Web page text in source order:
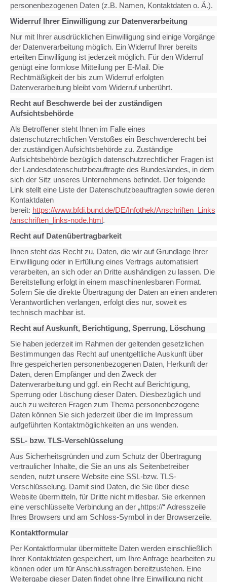
personenbezogenen Daten (z.B. Namen, Kontaktdaten o. Ä.).
Widerruf Ihrer Einwilligung zur Datenverarbeitung
Nur mit Ihrer ausdrücklichen Einwilligung sind einige Vorgänge
der Datenverarbeitung möglich. Ein Widerruf Ihrer bereits
erteilten Einwilligung ist jederzeit möglich. Für den Widerruf
genügt eine formlose Mitteilung per E-Mail. Die
Rechtmäßigkeit der bis zum Widerruf erfolgten
Datenverarbeitung bleibt vom Widerruf unberührt.
Recht auf Beschwerde bei der zuständigen
Aufsichtsbehörde
Als Betroffener steht Ihnen im Falle eines
datenschutzrechtlichen Verstoßes ein Beschwerderecht bei
der zuständigen Aufsichtsbehörde zu. Zuständige
Aufsichtsbehörde bezüglich datenschutzrechtlicher Fragen ist
der Landesdatenschutzbeauftragte des Bundeslandes, in dem
sich der Sitz unseres Unternehmens befindet. Der folgende
Link stellt eine Liste der Datenschutzbeauftragten sowie deren
Kontaktdaten
bereit: https://www.bfdi.bund.de/DE/Infothek/Anschriften_Links
/anschriften_links-node.html.
Recht auf Datenübertragbarkeit
Ihnen steht das Recht zu, Daten, die wir auf Grundlage Ihrer
Einwilligung oder in Erfüllung eines Vertrags automatisiert
verarbeiten, an sich oder an Dritte aushändigen zu lassen. Die
Bereitstellung erfolgt in einem maschinenlesbaren Format.
Sofern Sie die direkte Übertragung der Daten an einen anderen
Verantwortlichen verlangen, erfolgt dies nur, soweit es
technisch machbar ist.
Recht auf Auskunft, Berichtigung, Sperrung, Löschung
Sie haben jederzeit im Rahmen der geltenden gesetzlichen
Bestimmungen das Recht auf unentgeltliche Auskunft über
Ihre gespeicherten personenbezogenen Daten, Herkunft der
Daten, deren Empfänger und den Zweck der
Datenverarbeitung und ggf. ein Recht auf Berichtigung,
Sperrung oder Löschung dieser Daten. Diesbezüglich und
auch zu weiteren Fragen zum Thema personenbezogene
Daten können Sie sich jederzeit über die im Impressum
aufgeführten Kontaktmöglichkeiten an uns wenden.
SSL- bzw. TLS-Verschlüsselung
Aus Sicherheitsgründen und zum Schutz der Übertragung
vertraulicher Inhalte, die Sie an uns als Seitenbetreiber
senden, nutzt unsere Website eine SSL-bzw. TLS-
Verschlüsselung. Damit sind Daten, die Sie über diese
Website übermitteln, für Dritte nicht mitlesbar. Sie erkennen
eine verschlüsselte Verbindung an der „https://“ Adresszeile
Ihres Browsers und am Schloss-Symbol in der Browserzeile.
Kontaktformular
Per Kontaktformular übermittelte Daten werden einschließlich
Ihrer Kontaktdaten gespeichert, um Ihre Anfrage bearbeiten zu
können oder um für Anschlussfragen bereitzustehen. Eine
Weitergabe dieser Daten findet ohne Ihre Einwilligung nicht